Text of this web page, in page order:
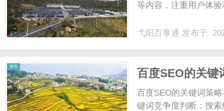
等内容，注重用户体
弋阳百事通 发布于
资讯
百度SEO的关键
百度SEO的关键词策
键词竞争度判断：搜